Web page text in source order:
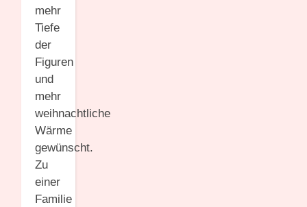
mehr
Tiefe
der
Figuren
und
mehr
weihnachtliche
Wärme
gewünscht.
Zu
einer
Familie